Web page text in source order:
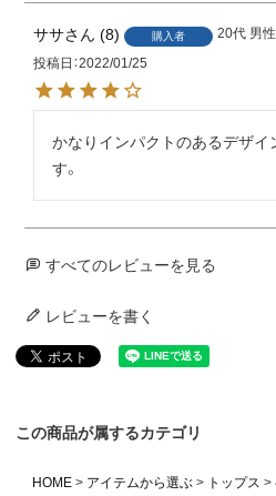
ササ 8 購入者 20代 男性
投稿日 2022/01/25
かなりインパクトのあるデザ
す。
すべてのレビューを見る
レビューを書く
この商品が属するカテゴリ
HOME アイテムから選ぶ トップス